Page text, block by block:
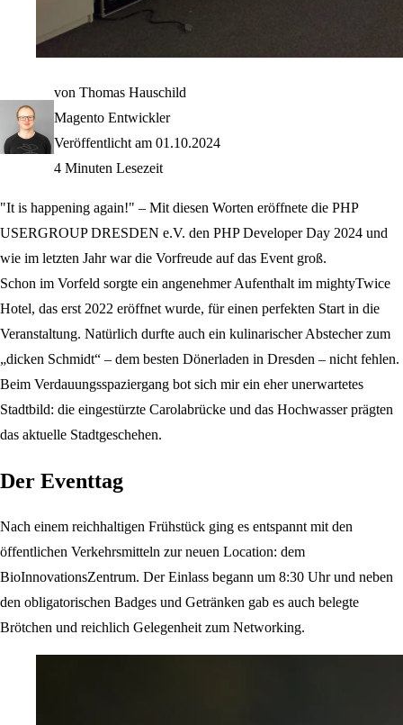
von Thomas Hauschild
Magento Entwickler
Veröffentlicht am 01.10.2024
4 Minuten Lesezeit
"It is happening again!" – Mit diesen Worten eröffnete die PHP
USERGROUP DRESDEN e.V. den PHP Developer Day 2024 und
wie im letzten Jahr war die Vorfreude auf das Event groß.
Schon im Vorfeld sorgte ein angenehmer Aufenthalt im mightyTwice
Hotel, das erst 2022 eröffnet wurde, für einen perfekten Start in die
Veranstaltung. Natürlich durfte auch ein kulinarischer Abstecher zum
„dicken Schmidt“ – dem besten Dönerladen in Dresden – nicht fehlen.
Beim Verdauungsspaziergang bot sich mir ein eher unerwartetes
Stadtbild: die eingestürzte Carolabrücke und das Hochwasser prägten
das aktuelle Stadtgeschehen.
Der Eventtag
Nach einem reichhaltigen Frühstück ging es entspannt mit den
öffentlichen Verkehrsmitteln zur neuen Location: dem
BioInnovationsZentrum. Der Einlass begann um 8:30 Uhr und neben
den obligatorischen Badges und Getränken gab es auch belegte
Brötchen und reichlich Gelegenheit zum Networking.